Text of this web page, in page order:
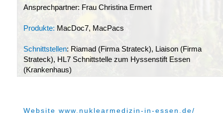
Ansprechpartner: Frau Christina Ermert
Produkte: MacDoc7, MacPacs
Schnittstellen: Riamad (Firma Strateck), Liaison (Firma
Strateck), HL7 Schnittstelle zum Hyssenstift Essen
(Krankenhaus)
Website www.nuklearmedizin-in-essen.de/